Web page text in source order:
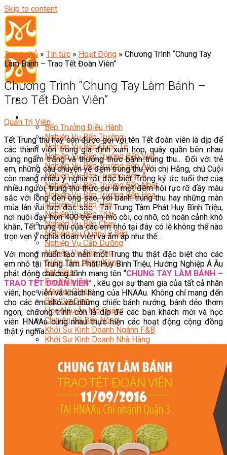
Skip to content
Đầu Bếp
Bếp Trưởng Điều Hành
Nghiệp Vụ Bếp Trưởng
Nghiệp Vụ Bếp Quốc Tế
Nghiệp Vụ Bếp Trưởng Bếp Việt
Nghiệp Vụ Bếp Trưởng Bếp Âu
Nghiệp Vụ Bếp Trưởng Bếp Á
Nghiệp Vụ Bếp Trưởng Bếp Nhật
Nghiệp Vụ Bếp Trưởng Bếp Hoa
Nghiệp Vụ Bếp Hàn
Nghiệp Vụ Bếp Thái
Nghiệp Vụ Bếp Chay
Nghiệp Vụ Quản Lý Bếp
Nghiệp Vụ Cấp Dưỡng
Nghiệp Vụ Bếp Phụ
Điểm Tâm Hồng Kông
Eat Clean
Food Stylist
Master Class
Bếp Gia Đình
Học Nấu Ăn Mở Quán
Chuyên Đề Bếp Nóng
Khởi Sự Kinh Doanh Ngành F&B
Khởi Sự Kinh Doanh Nhà Hàng
Thực
Video Dạy Nấu Ăn
Nghiệp Vụ Bar Trưởng
Nghiệp Vụ Bartender Chuyên Nghiệp
Nghiệp Vụ Barista Chuyên Nghiệp
Nghiệp Vụ Flair Bartending Chuyên Nghiệp
Nghiệp Vụ Pha Chế Đặc Biệt
Nghiệp Vụ Pha Chế Tổng Hợp
Nghiệp Vụ Quản Lý Bar
Trang chủ » Tin tức » Hoạt Động » Chương Trình “Chung Tay
Làm Bánh – Trao Tết Đoàn Viên”
Chương Trình “Chung Tay Làm Bánh –
Trao Tết Đoàn Viên”
Quản Trị Viên
Tết Trung thu hay còn được gọi với tên Tết đoàn viên là dịp để
các thành viên trong gia đình xum họp, quây quần bên nhau
cùng ngắm trăng và thưởng thức bánh trung thu… Đối với trẻ
em, những câu chuyện về đêm trung thu với chị Hằng, chú Cuội
còn mang nhiều ý nghĩa rất đặc biệt. Trong ký ức tuổi thơ của
nhiều người, trung thu thực sự là một đêm hội rực rỡ đầy màu
sắc với lồng đèn ông sao, với bánh trung thu hay những màn
múa lân vui tươi đặc sắc… Tại Trung Tâm Phát Huy Bình Triệu,
nơi nuôi dạy hơn 400 trẻ em mồ côi, cơ nhỡ, có hoàn cảnh khó
khăn, Tết trung thu của các em nhỏ tại đây có lẽ không thể nào
trọn vẹn ý nghĩa đoàn viên và ấm áp như thế…
Với mong muốn tạo nên một Trung thu thật đặc biệt cho các
em nhỏ tại Trung Tâm Phát Huy Bình Triệu, Hướng Nghiệp Á Âu
phát động chương trình mang tên “CHUNG TAY LÀM BÁNH –
TRAO TẾT ĐOÀN VIÊN” , kêu gọi sự tham gia của tất cả nhân
viên, học viên và khách hàng của HNAAu. Không chỉ mang đến
cho các em nhỏ với những chiếc bánh nướng, bánh dẻo thơm
ngon, chương trình còn là dịp để các bạn khách mời và học
viên HNAAu cùng nhau thực hiện các hoạt động cộng đồng
thật ý nghĩa.